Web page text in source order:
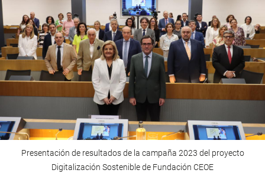
Presentación de resultados de la campaña 2023 del proyecto
Digitalización Sostenible de Fundación CEOE